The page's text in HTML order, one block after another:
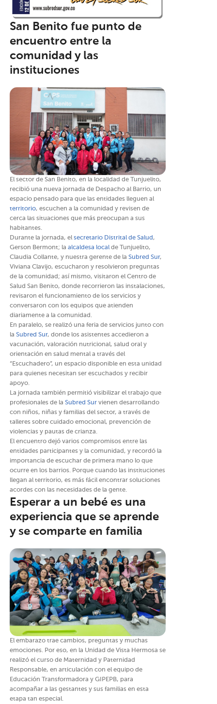
San Benito fue punto de
encuentro entre la
comunidad y las
instituciones
El sector de San Benito, en la localidad de Tunjuelito,
recibió una nueva jornada de Despacho al Barrio, un
espacio pensado para que las entidades lleguen al
territorio, escuchen a la comunidad y revisen de
cerca las situaciones que más preocupan a sus
habitantes.
Durante la jornada, el secretario Distrital de Salud ,
Gerson Bermont; la alcaldesa localde Tunjuelito,
Claudia Collante, y nuestra gerente de la Subred Sur,
Viviana Clavijo, escucharon y resolvieron preguntas
de la comunidad; así mismo, visitaron el Centro de
Salud San Benito, donde recorrieron las instalaciones,
revisaron el funcionamiento de los servicios y
conversaron con los equipos que atienden
diariamente a la comunidad.
En paralelo, se realizó una feria de servicios junto con
la Subred Sur, donde los asistentes accedieron a
vacunación, valoración nutricional, salud oral y
orientación en salud mental a través del
“Escuchadero”, un espacio disponible en esta unidad
para quienes necesitan ser escuchados y recibir
apoyo.
La jornada también permitió visibilizar el trabajo que
profesionales de la Subred Sur vienen desarrollando
con niños, niñas y familias del sector, a través de
talleres sobre cuidado emocional, prevención de
violencias y pautas de crianza.
El encuentro dejó varios compromisos entre las
entidades participantes y la comunidad, y recordó la
importancia de escuchar de primera mano lo que
ocurre en los barrios. Porque cuando las instituciones
llegan al territorio, es más fácil encontrar soluciones
acordes con las necesidades de la gente.
Esperar a un bebé es una
experiencia que se aprende
y se comparte en familia
El embarazo trae cambios, preguntas y muchas
emociones. Por eso, en la Unidad de Vista Hermosa se
realizó el curso de Maternidad y Paternidad
Responsable, en articulación con el equipo de
Educación Transformadora y GIPEPB, para
acompañar a las gestantes y sus familias en esta
etapa tan especial.